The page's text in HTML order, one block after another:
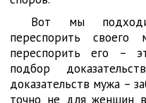
Вот мы
переспорить
переспорить его –
подбор
доказательств мужа –
точно не для женщин